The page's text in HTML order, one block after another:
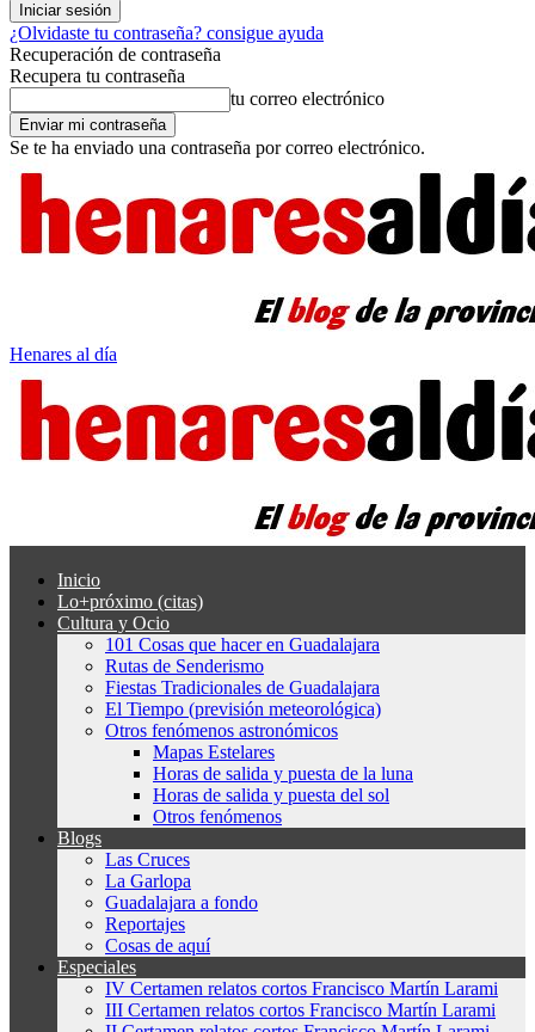
¿Olvidaste tu contraseña? consigue ayuda
Recuperación de contraseña
Recupera tu contraseña
tu correo electrónico
Se te ha enviado una contraseña por correo electrónico.
Henares al día
Inicio
Lo+próximo (citas)
Cultura y Ocio
101 Cosas que hacer en Guadalajara
Rutas de Senderismo
Fiestas Tradicionales de Guadalajara
El Tiempo (previsión meteorológica)
Otros fenómenos astronómicos
Mapas Estelares
Horas de salida y puesta de la luna
Horas de salida y puesta del sol
Otros fenómenos
Blogs
Las Cruces
La Garlopa
Guadalajara a fondo
Reportajes
Cosas de aquí
Especiales
IV Certamen relatos cortos Francisco Martín Larami
III Certamen relatos cortos Francisco Martín Larami